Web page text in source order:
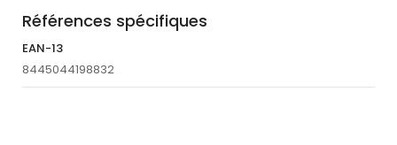
Références spécifiques
EAN-13
8445044198832